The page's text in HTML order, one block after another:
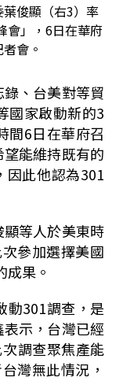
俊顯（右3）率
會」，6日在華府
會。
、台美對等貿
國家啟動新的3
間6日在華府召
能維持既有的
因此他認為301
等人於美東時
參加選擇美國
果。
動301調查，是
示，台灣已經
調查聚焦產能
灣無此情況，